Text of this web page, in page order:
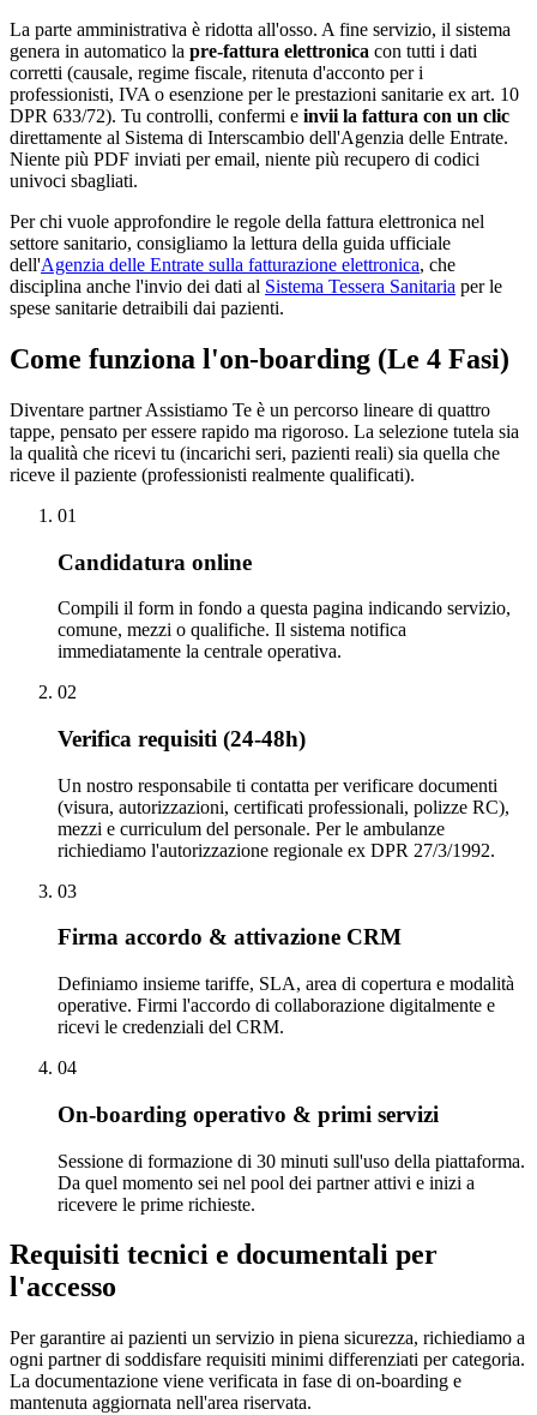
La parte amministrativa è ridotta all'osso. A fine servizio, il sistema
genera in automatico la pre-fattura elettronica con tutti i dati
corretti (causale, regime fiscale, ritenuta d'acconto per i
professionisti, IVA o esenzione per le prestazioni sanitarie ex art. 10
DPR 633/72). Tu controlli, confermi e invii la fattura con un clic
direttamente al Sistema di Interscambio dell'Agenzia delle Entrate.
Niente più PDF inviati per email, niente più recupero di codici
univoci sbagliati.
Per chi vuole approfondire le regole della fattura elettronica nel
settore sanitario, consigliamo la lettura della guida ufficiale
dell'Agenzia delle Entrate sulla fatturazione elettronica, che
disciplina anche l'invio dei dati al Sistema Tessera Sanitaria per le
spese sanitarie detraibili dai pazienti.
Come funziona l'on-boarding (Le 4 Fasi)
Diventare partner Assistiamo Te è un percorso lineare di quattro
tappe, pensato per essere rapido ma rigoroso. La selezione tutela sia
la qualità che ricevi tu (incarichi seri, pazienti reali) sia quella che
riceve il paziente (professionisti realmente qualificati).
01
Candidatura online
Compili il form in fondo a questa pagina indicando servizio,
comune, mezzi o qualifiche. Il sistema notifica
immediatamente la centrale operativa.
02
Verifica requisiti (24-48h)
Un nostro responsabile ti contatta per verificare documenti
(visura, autorizzazioni, certificati professionali, polizze RC),
mezzi e curriculum del personale. Per le ambulanze
richiediamo l'autorizzazione regionale ex DPR 27/3/1992.
03
Firma accordo & attivazione CRM
Definiamo insieme tariffe, SLA, area di copertura e modalità
operative. Firmi l'accordo di collaborazione digitalmente e
ricevi le credenziali del CRM.
04
On-boarding operativo & primi servizi
Sessione di formazione di 30 minuti sull'uso della piattaforma.
Da quel momento sei nel pool dei partner attivi e inizi a
ricevere le prime richieste.
Requisiti tecnici e documentali per
l'accesso
Per garantire ai pazienti un servizio in piena sicurezza, richiediamo a
ogni partner di soddisfare requisiti minimi differenziati per categoria.
La documentazione viene verificata in fase di on-boarding e
mantenuta aggiornata nell'area riservata.